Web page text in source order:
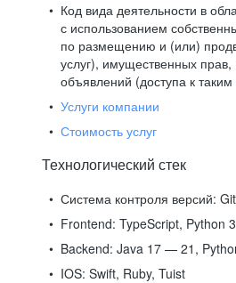
Код вида деятельности в
с использованием
по размещению и (или)
услуг), имущественных
объявлений (доступа к
Услуги компании
Стоимость услуг
Технологический стек
Система контроля версий: Git
Frontend: TypeScript, Python
Backend: Java 17 — 21,
IOS: Swift, Ruby, Tuist